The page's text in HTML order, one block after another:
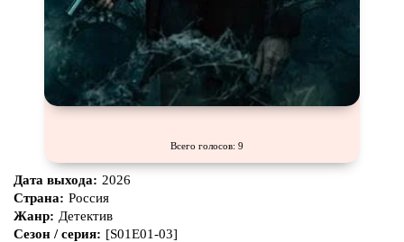
Всего голосов: 9
Дата выхода: 2026
Страна: Россия
Жанр: Детектив
Сезон / серия: [S01E01-03]